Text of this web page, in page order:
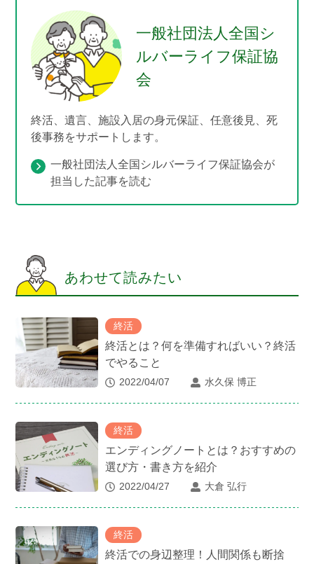
一般社団法人全国シ
ルバーライフ保証協
会
終活、遺言、施設入居の身元保証、任意後見、死
後事務をサポートします。
一般社団法人全国シルバーライフ保証協会が
担当した記事を読む
あわせて読みたい
終活
終活とは？何を準備すればいい？終活
でやること
2022/04/07 水久保 博正
終活
エンディングノートとは？おすすめの
選び方・書き方を紹介
2022/04/27 大倉 弘行
終活
終活での身辺整理！人間関係も断捨